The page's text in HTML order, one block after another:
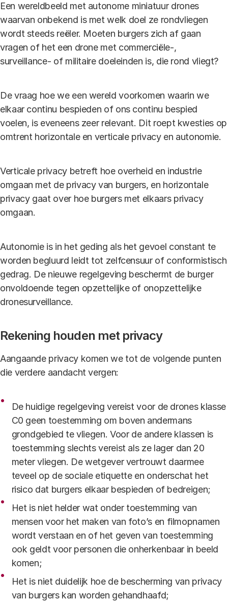
Een wereldbeeld met autonome miniatuur drones
waarvan onbekend is met welk doel ze rondvliegen
wordt steeds reëler. Moeten burgers zich af gaan
vragen of het een drone met commerciële-,
surveillance- of militaire doeleinden is, die rond vliegt?
De vraag hoe we een wereld voorkomen waarin we
elkaar continu bespieden of ons continu bespied
voelen, is eveneens zeer relevant. Dit roept kwesties op
omtrent horizontale en verticale privacy en autonomie.
Verticale privacy betreft hoe overheid en industrie
omgaan met de privacy van burgers, en horizontale
privacy gaat over hoe burgers met elkaars privacy
omgaan.
Autonomie is in het geding als het gevoel constant te
worden begluurd leidt tot zelfcensuur of conformistisch
gedrag. De nieuwe regelgeving beschermt de burger
onvoldoende tegen opzettelijke of onopzettelijke
dronesurveillance.
Rekening houden met privacy
Aangaande privacy komen we tot de volgende punten
die verdere aandacht vergen:
De huidige regelgeving vereist voor de drones klasse
C0 geen toestemming om boven andermans
grondgebied te vliegen. Voor de andere klassen is
toestemming slechts vereist als ze lager dan 20
meter vliegen. De wetgever vertrouwt daarmee
teveel op de sociale etiquette en onderschat het
risico dat burgers elkaar bespieden of bedreigen;
Het is niet helder wat onder toestemming van
mensen voor het maken van foto’s en filmopnamen
wordt verstaan en of het geven van toestemming
ook geldt voor personen die onherkenbaar in beeld
komen;
Het is niet duidelijk hoe de bescherming van privacy
van burgers kan worden gehandhaafd;